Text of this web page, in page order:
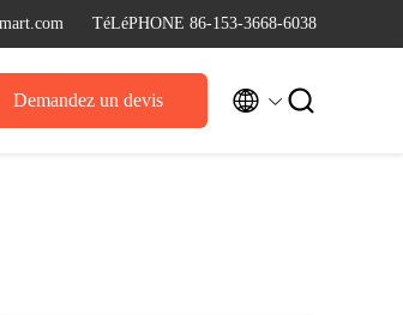
TéLéPHONE 86-153-3668-6038
Demandez un devis  